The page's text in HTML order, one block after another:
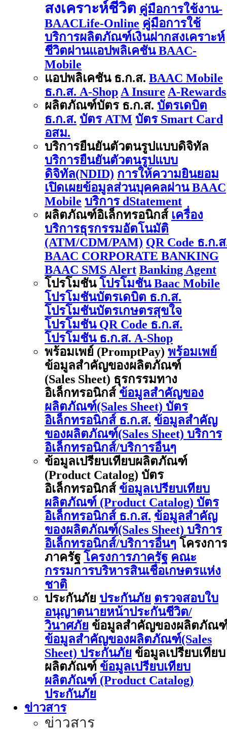
สงเคราะห์ชีวิต คู่มือการใช้งาน-
BAACLife-Online คู่มือการใช้
บริการผลิตภัณฑ์เงินฝากสงเคราะห์
ชีวิตผ่านแอปพลิเคชัน BAAC-
Mobile
แอปพลิเคชัน ธ.ก.ส. BAAC Mobile
ธ.ก.ส. A-Shop A Insure A-Rewards
ผลิตภัณฑ์บัตร ธ.ก.ส. บัตรเดบิต
ธ.ก.ส. บัตร ATM บัตร Smart Card
อสม.
บริการยืนยันตัวตนรูปแบบดิจิทัล
บริการยืนยันตัวตนรูปแบบ
ดิจิทัล(NDID) การให้ความยินยอม
เปิดเผยข้อมูลส่วนบุคคลผ่าน BAAC
Mobile บริการ dStatement
ผลิตภัณฑ์อิเล็กทรอนิกส์ เครื่อง
บริการธุรกรรมอัตโนมัติ
(ATM/CDM/PAM) QR Code ธ.ก.
BAAC CORPORATE BANKING
BAAC SMS Alert Banking Agent
โปรโมชัน โปรโมชัน Baac Mobile
โปรโมชันบัตรเดบิต ธ.ก.ส.
โปรโมชันบัตรเกษตรสุขใจ
โปรโมชัน QR Code ธ.ก.ส.
โปรโมชัน ธ.ก.ส. A-Shop
พร้อมเพย์ (PromptPay) พร้อมเพย์
ข้อมูลสำคัญของผลิตภัณฑ์
(Sales Sheet) ธุรกรรมทาง
อิเล็กทรอนิกส์ ข้อมูลสำคัญของ
ผลิตภัณฑ์(Sales Sheet) บัตร
อิเล็กทรอนิกส์ ธ.ก.ส. ข้อมูลสำคัญ
ของผลิตภัณฑ์(Sales Sheet) บริการ
อิเล็กทรอนิกส์/บริการอื่นๆ
ข้อมูลเปรียบเทียบผลิตภัณฑ์
(Product Catalog) บัตร
อิเล็กทรอนิกส์ ข้อมูลเปรียบเทียบ
ผลิตภัณฑ์ (Product Catalog) บัตร
อิเล็กทรอนิกส์ ธ.ก.ส. ข้อมูลสำคัญ
ของผลิตภัณฑ์(Sales Sheet) บริการ
อิเล็กทรอนิกส์/บริการอื่นๆ โครงการ
ภาครัฐ โครงการภาครัฐ คณะ
กรรมการบริหารสินเชื่อเกษตรแห่ง
ชาติ
ประกันภัย ประกันภัย ตรวจสอบใบ
อนุญาตนายหน้าประกันชีวิต/
วินาศภัย ข้อมูลสำคัญของผลิตภัณ
ข้อมูลสำคัญของผลิตภัณฑ์(Sales
Sheet) ประกันภัย ข้อมูลเปรียบเทียบ
ผลิตภัณฑ์ ข้อมูลเปรียบเทียบ
ผลิตภัณฑ์ (Product Catalog)
ประกันภัย
ข่าวสาร
ข่าวสาร